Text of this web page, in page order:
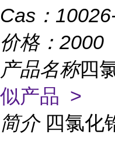
Cas：
价格： 2000
产品名称四
似产品 >
简介 四氯化